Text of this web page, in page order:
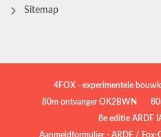
Sitemap
4FOX - experimentele
80m ontvanger OK2BWN
8e editie ARDF
Aanmeldformulier - ARDF /